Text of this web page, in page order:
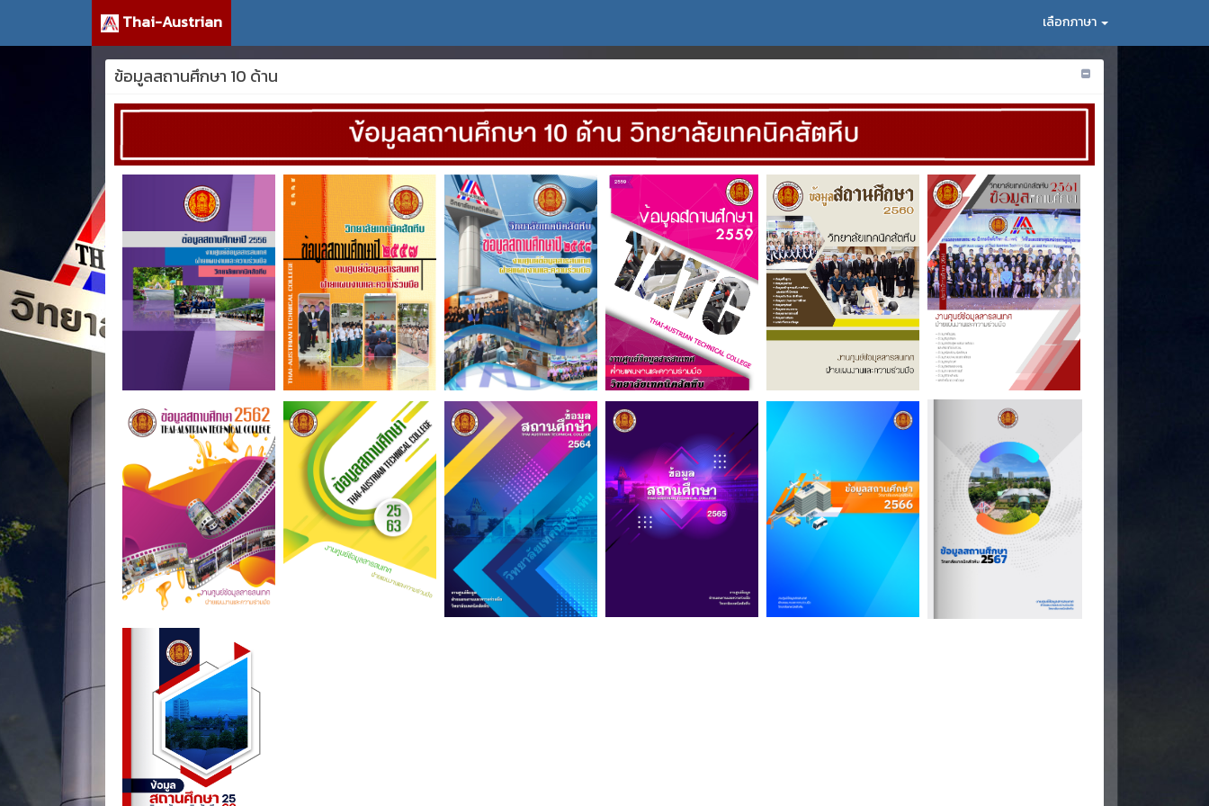
Thai-Austrian เลือกภาษา
ข้อมูลสถานศึกษา 10 ด้าน